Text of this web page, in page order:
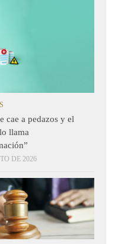
cae a pedazos y el
llama
DE 2026